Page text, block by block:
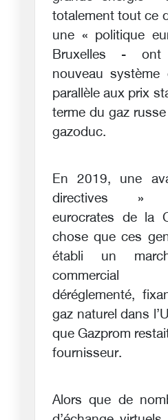
totalement tout ce
une « politique
Bruxelles -
nouveau système
parallèle aux prix
terme du gaz
gazoduc.
En 2019, une
directives »
eurocrates de la
chose que ces
établi un
commercial
déréglementé,
gaz naturel dans
que Gazprom
fournisseur.
Alors que de